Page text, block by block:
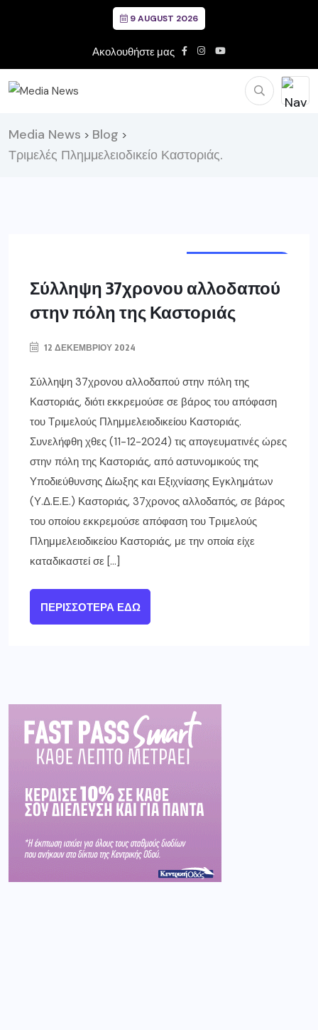
9 AUGUST 2026
Ακολουθήστε μας
Media News > Blog >
Τριμελές Πλημμελειοδικείο Καστοριάς.
Σύλληψη 37χρονου αλλοδαπού
στην πόλη της Καστοριάς
12 ΔΕΚΕΜΒΡΊΟΥ 2024
Σύλληψη 37χρονου αλλοδαπού στην πόλη της
Καστοριάς, διότι εκκρεμούσε σε βάρος του απόφαση
του Τριμελούς Πλημμελειοδικείου Καστοριάς.
Συνελήφθη χθες (11-12-2024) τις απογευματινές ώρες
στην πόλη της Καστοριάς, από αστυνομικούς της
Υποδιεύθυνσης Δίωξης και Εξιχνίασης Εγκλημάτων
(Υ.Δ.Ε.Ε.) Καστοριάς, 37χρονος αλλοδαπός, σε βάρος
του οποίου εκκρεμούσε απόφαση του Τριμελούς
Πλημμελειοδικείου Καστοριάς, με την οποία είχε
καταδικαστεί σε […]
ΠΕΡΙΣΣΌΤΕΡΑ ΕΔΏ